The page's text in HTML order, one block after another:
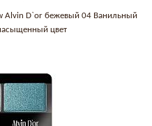
Alvin D`or бежевый 04 Ванильный
цвет